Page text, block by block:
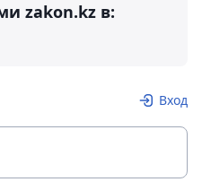
zakon.kz в:
Вход